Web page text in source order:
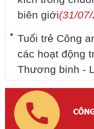
biên giới(31/
Tuổi trẻ Công
các hoạt động
Thương binh -